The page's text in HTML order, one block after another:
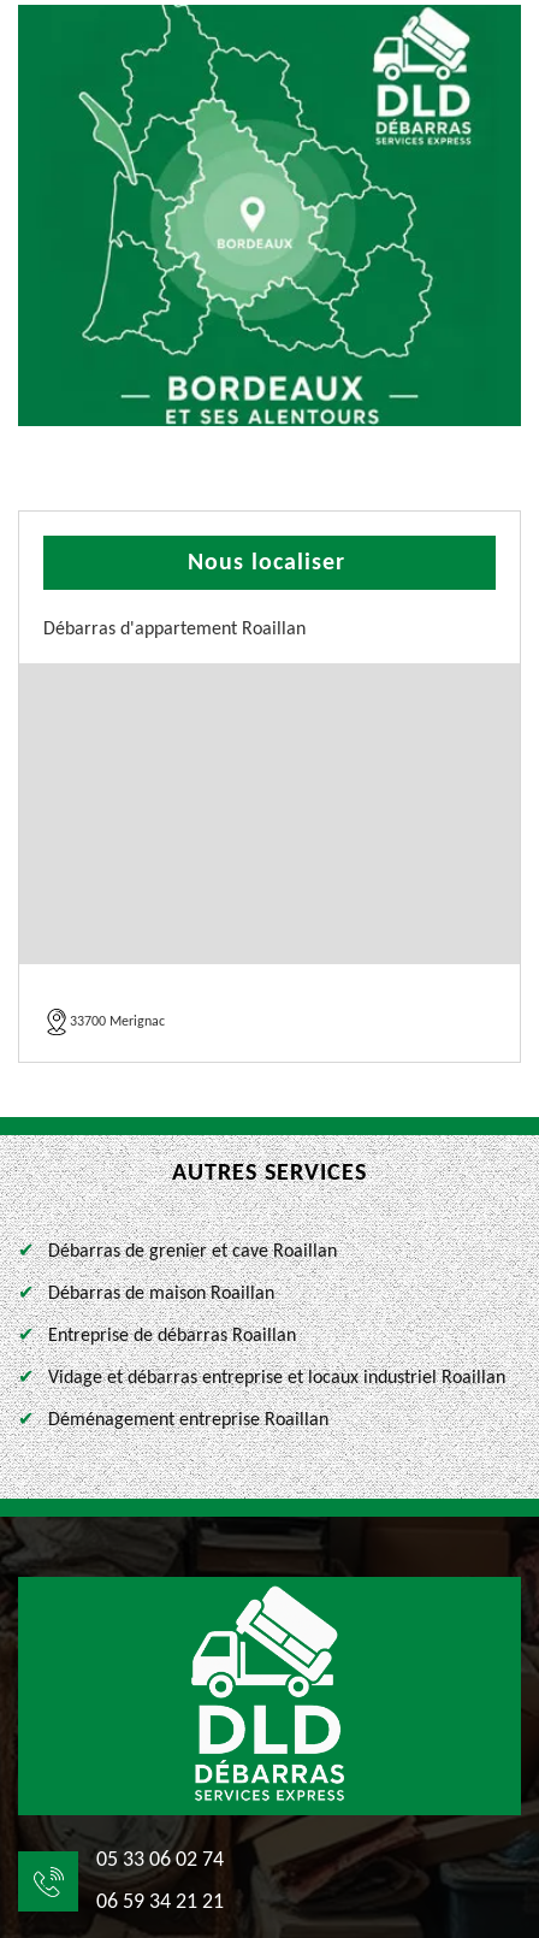
Nous localiser
Débarras d'appartement Roaillan
33700 Merignac
AUTRES SERVICES
Débarras de grenier et cave Roaillan
Débarras de maison Roaillan
Entreprise de débarras Roaillan
Vidage et débarras entreprise et locaux industriel Roaillan
Déménagement entreprise Roaillan
05 33 06 02 74
06 59 34 21 21